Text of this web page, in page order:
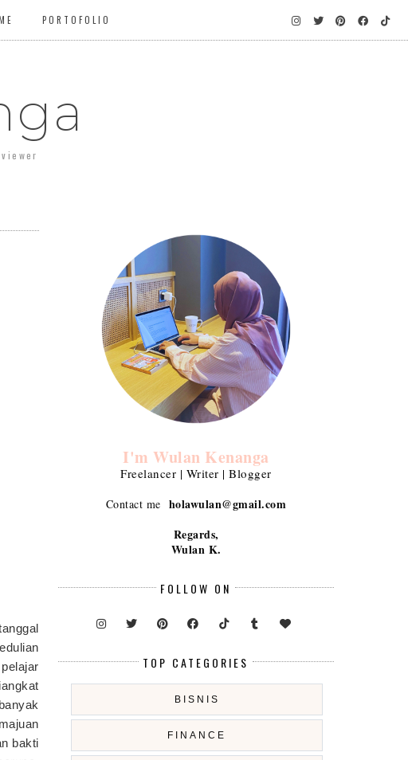
PORTOFOLIO
bakti
I'm Wulan Kenanga
Freelancer | Writer | Blogger
Contact me holawulan@gmail.com
Regards,
Wulan K.
FOLLOW ON
TOP CATEGORIES
BISNIS
FINANCE